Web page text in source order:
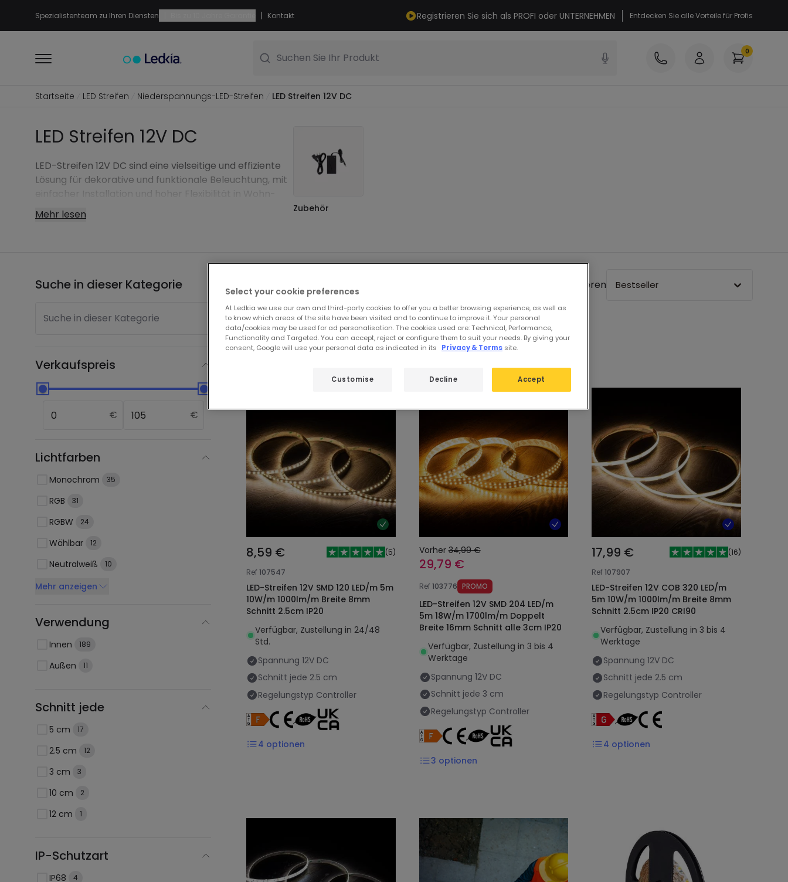
Spezialistenteam zu Ihren Diensten | Kontakt Registrieren Sie sich als PROFI oder UNTERNEHMEN Entdecken Sie alle Vorteile für Profis
Suchen Sie Ihr Produkt 0
Startseite LED Streifen Niederspannungs-LED-Streifen LED Streifen 12V DC
LED Streifen 12V DC
LED-Streifen 12V DC sind eine vielseitige und effiziente
Lösung für dekorative und funktionale Beleuchtung, mit
einfacher Installation und hoher Flexibilität in Wohn-
und professionellen Projekten.
Mehr lesen Zubehör
Suche in dieser Kategorie
Suche in dieser Kategorie
Verkaufspreis
€ €
Lichtfarben
Monochrom 35
RGB 31
RGBW 24
Wählbar 12
Neutralweiß 10
Mehr anzeigen
Verwendung
Innen 189
Außen 11
Schnitt jede
5 cm 17
2.5 cm 12
3 cm 3
10 cm 2
12 cm 1
IP-Schutzart
IP68 4
Anzeigen von Sortieren Bestseller
Jetzt entdecken: LED Streifen 12V DC
8,59 € (5)
Ref107547
LED-Streifen 12V SMD 120 LED/m 5m
10W/m 1000lm/m Breite 8mm
Schnitt 2.5cm IP20
Verfügbar, Zustellung in 24/48
Std.
Spannung 12V DC
Schnitt jede 2.5 cm
Regelungstyp Controller
4 optionen
Vorher 34,99 €
29,79 €
Ref103776 PROMO
LED-Streifen 12V SMD 204 LED/m
5m 18W/m 1700lm/m Doppelt
Breite 16mm Schnitt alle 3cm IP20
Verfügbar, Zustellung in 3 bis 4
Werktage
Spannung 12V DC
Schnitt jede 3 cm
Regelungstyp Controller
3 optionen
17,99 € (16)
Ref107907
LED-Streifen 12V COB 320 LED/m
5m 10W/m 1000lm/m Breite 8mm
Schnitt 2.5cm IP20 CRI90
Verfügbar, Zustellung in 3 bis 4
Werktage
Spannung 12V DC
Schnitt jede 2.5 cm
Regelungstyp Controller
4 optionen
Select your cookie preferences
At Ledkia we use our own and third-party cookies to offer you a better browsing experience, as well as
to know which areas of the site have been visited and to continue to improve it. Your personal
data/cookies may be used for ad personalisation. The cookies used are: Technical, Performance,
Functionality and Targeted. You can accept, reject or configure them to suit your needs. By giving your
consent, Google will use your personal data as indicated in its
Privacy & Terms site.
Decline Accept
Customise